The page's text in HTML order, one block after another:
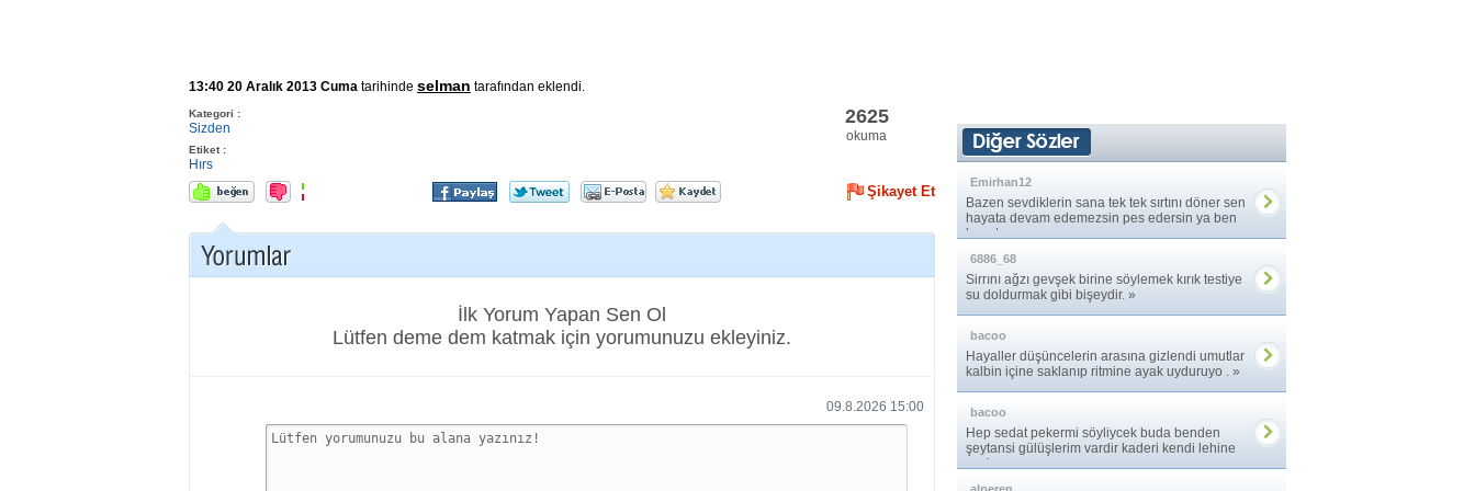
13:40 20 Aralık 2013 Cuma tarihinde selman tarafından eklendi.
Kategori :
Sizden
Etiket :
Hırs
2625
okuma
Şikayet Et
İlk Yorum Yapan Sen Ol
Lütfen deme dem katmak için yorumunuzu ekleyiniz.
09.8.2026 15:00
Emirhan12
Bazen sevdiklerin sana tek tek sırtını döner sen
hayata devam edemezsin pes edersin ya ben
hayatıma ... »
6886_68
Sirrını ağzı gevşek birine söylemek kırık testiye
su doldurmak gibi bişeydir. »
bacoo
Hayaller düşüncelerin arasına gizlendi umutlar
kalbin içine saklanıp ritmine ayak uyduruyo . »
bacoo
Hep sedat pekermi söyliycek buda benden
şeytansi gülüşlerim vardir kaderi kendi lehine
çeviren. »